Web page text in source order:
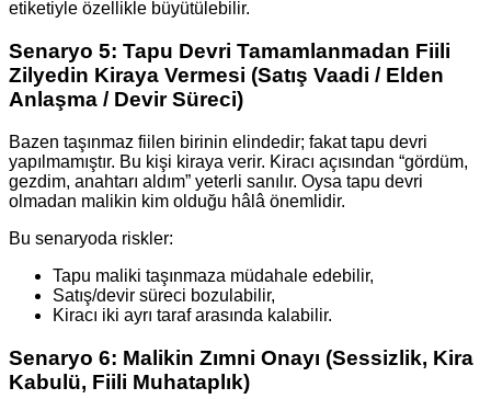
etiketiyle özellikle büyütülebilir.
Senaryo 5: Tapu Devri Tamamlanmadan Fiili
Zilyedin Kiraya Vermesi (Satış Vaadi / Elden
Anlaşma / Devir Süreci)
Bazen taşınmaz fiilen birinin elindedir; fakat tapu devri
yapılmamıştır. Bu kişi kiraya verir. Kiracı açısından “gördüm,
gezdim, anahtarı aldım” yeterli sanılır. Oysa tapu devri
olmadan malikin kim olduğu hâlâ önemlidir.
Bu senaryoda riskler:
Tapu maliki taşınmaza müdahale edebilir,
Satış/devir süreci bozulabilir,
Kiracı iki ayrı taraf arasında kalabilir.
Senaryo 6: Malikin Zımni Onayı (Sessizlik, Kira
Kabulü, Fiili Muhataplık)